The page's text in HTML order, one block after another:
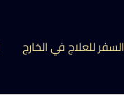
السفر للعلاج في الخارج